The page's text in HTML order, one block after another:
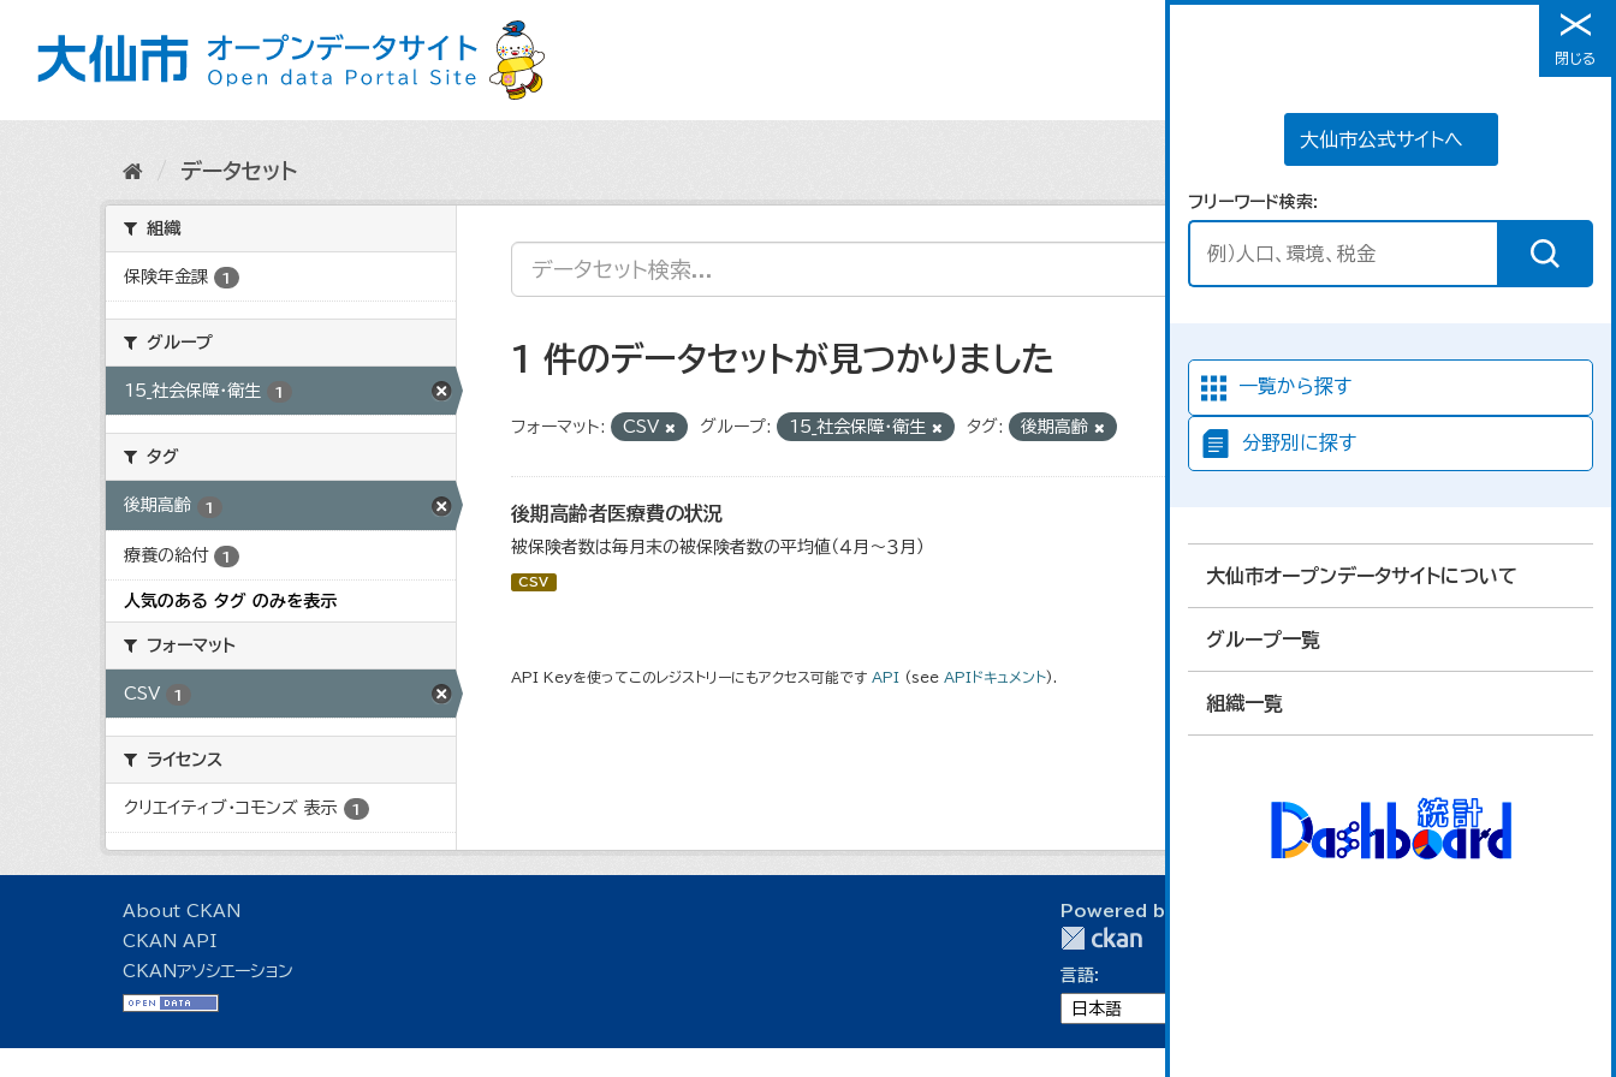
メニュー
大仙市公式サイトへ
フリーワード検索
一覧から探す
分野別に探す
大仙市オープンデータサイトについて
グループ一覧
組織一覧
閉じる
データセット
組織
保険年金課 1
グループ
15_社会保障・衛生 1
タグ
後期高齢 1
療養の給付 1
人気のある タグ のみを表示
フォーマット
CSV 1
ライセンス
クリエイティブ・コモンズ 表示 1
1 件のデータセットが見つかりました
フォーマット: CSV グループ: 15_社会保障・衛生 タグ: 後期高齢
後期高齢者医療費の状況
被保険者数は毎月末の被保険者数の平均値（４月～３月）
CSV
API Keyを使ってこのレジストリーにもアクセス可能です API (see APIドキュメント).
About CKAN
CKAN API
CKANアソシエーション
Powered by
言語